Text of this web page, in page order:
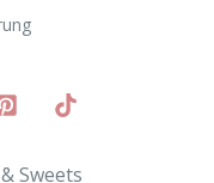
Sweets